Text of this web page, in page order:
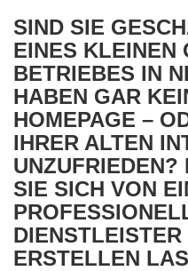
SIND SIE
EINES KLEINEN
BETRIEBES IN
HABEN GAR
HOMEPAGE –
IHRER ALTEN
UNZUFRIEDEN?
SIE SICH VON
ERSTELLEN